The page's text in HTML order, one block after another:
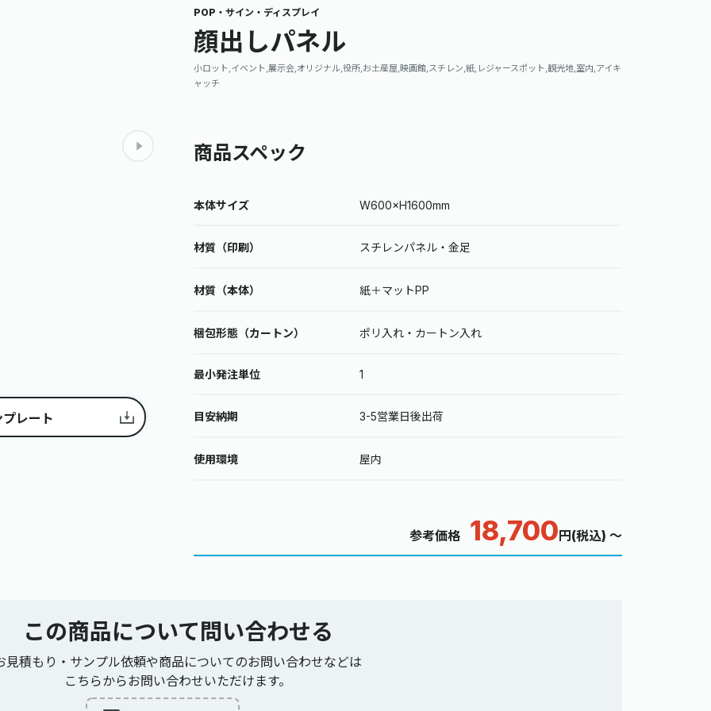
レート
POP・サイン・ディスプレイ
顔出しパネル
小ロット,イベント,展示会,オリジナル,役所,お土産屋,映画館,スチレン,紙,レジャースポット,観光地,室内,アイキ
ャッチ
商品スペック
本体サイズ W600×H1600mm
材質（印刷） スチレンパネル・金足
材質（本体） 紙＋マットPP
梱包形態（カートン） ポリ入れ・カートン入れ
最小発注単位 1
目安納期 3-5営業日後出荷
使用環境 屋内
参考価格 18,700 円(税込) ～
この商品について 問い合わせる
見積もり・サンプル依頼や商品についてのお問い合わせなどは
こちらからお問い合わせいただけます。